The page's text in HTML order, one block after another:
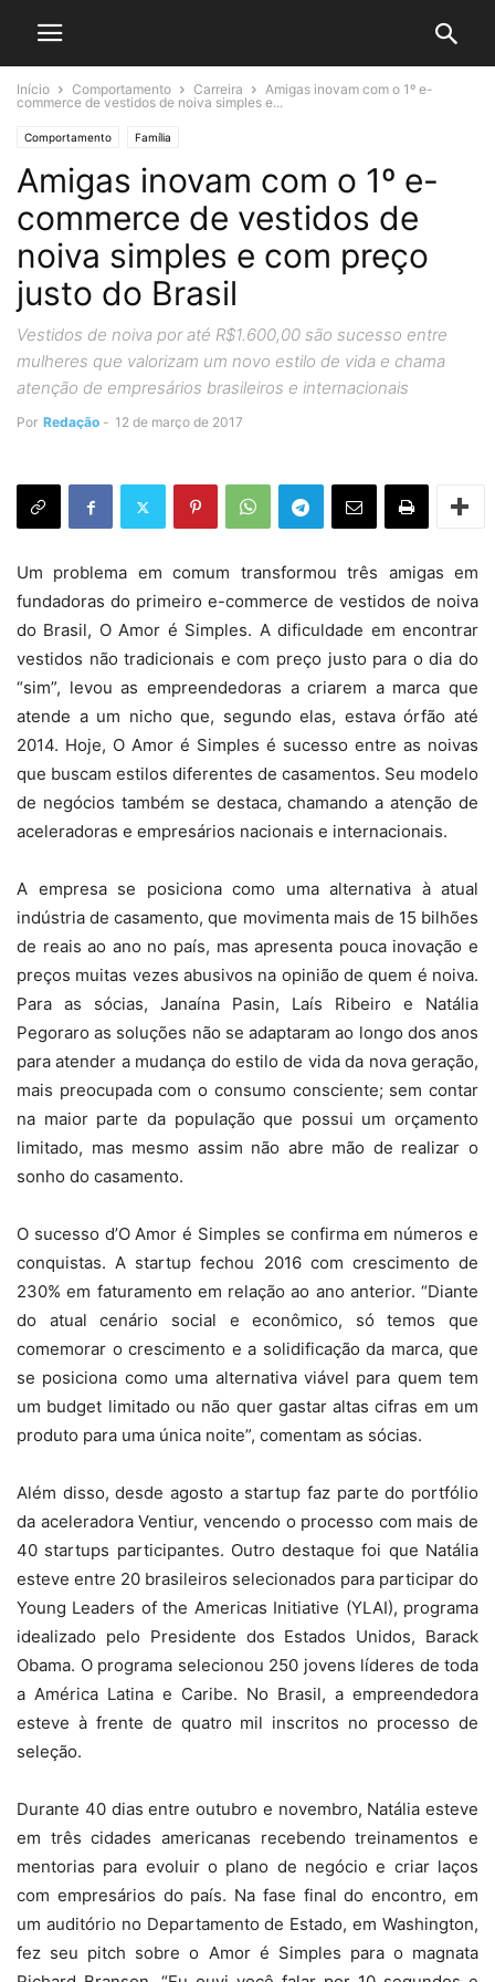
Início Comportamento Carreira
Amigas inovam com o 1º e-
commerce de vestidos de noiva simples e...
Comportamento Família
Amigas inovam com o 1º e-
commerce de vestidos de
noiva simples e com preço
justo do Brasil
Vestidos de noiva por até R$1.600,00 são sucesso entre
mulheres que valorizam um novo estilo de vida e chama
atenção de empresários brasileiros e internacionais
Por Redação - 12 de março de 2017
Um problema em comum transformou três amigas em
fundadoras do primeiro e-commerce de vestidos de noiva
do Brasil, O Amor é Simples. A dificuldade em encontrar
vestidos não tradicionais e com preço justo para o dia do
“sim”, levou as empreendedoras a criarem a marca que
atende a um nicho que, segundo elas, estava órfão até
2014. Hoje, O Amor é Simples é sucesso entre as noivas
que buscam estilos diferentes de casamentos. Seu modelo
de negócios também se destaca, chamando a atenção de
aceleradoras e empresários nacionais e internacionais.
A empresa se posiciona como uma alternativa à atual
indústria de casamento, que movimenta mais de 15 bilhões
de reais ao ano no país, mas apresenta pouca inovação e
preços muitas vezes abusivos na opinião de quem é noiva.
Para as sócias, Janaína Pasin, Laís Ribeiro e Natália
Pegoraro as soluções não se adaptaram ao longo dos anos
para atender a mudança do estilo de vida da nova geração,
mais preocupada com o consumo consciente; sem contar
na maior parte da população que possui um orçamento
limitado, mas mesmo assim não abre mão de realizar o
sonho do casamento.
O sucesso d’O Amor é Simples se confirma em números e
conquistas. A startup fechou 2016 com crescimento de
230% em faturamento em relação ao ano anterior. “Diante
do atual cenário social e econômico, só temos que
comemorar o crescimento e a solidificação da marca, que
se posiciona como uma alternativa viável para quem tem
um budget limitado ou não quer gastar altas cifras em um
produto para uma única noite”, comentam as sócias.
Além disso, desde agosto a startup faz parte do portfólio
da aceleradora Ventiur, vencendo o processo com mais de
40 startups participantes. Outro destaque foi que Natália
esteve entre 20 brasileiros selecionados para participar do
Young Leaders of the Americas Initiative (YLAI), programa
idealizado pelo Presidente dos Estados Unidos, Barack
Obama. O programa selecionou 250 jovens líderes de toda
a América Latina e Caribe. No Brasil, a empreendedora
esteve à frente de quatro mil inscritos no processo de
seleção.
Durante 40 dias entre outubro e novembro, Natália esteve
em três cidades americanas recebendo treinamentos e
mentorias para evoluir o plano de negócio e criar laços
com empresários do país. Na fase final do encontro, em
um auditório no Departamento de Estado, em Washington,
fez seu pitch sobre o Amor é Simples para o magnata